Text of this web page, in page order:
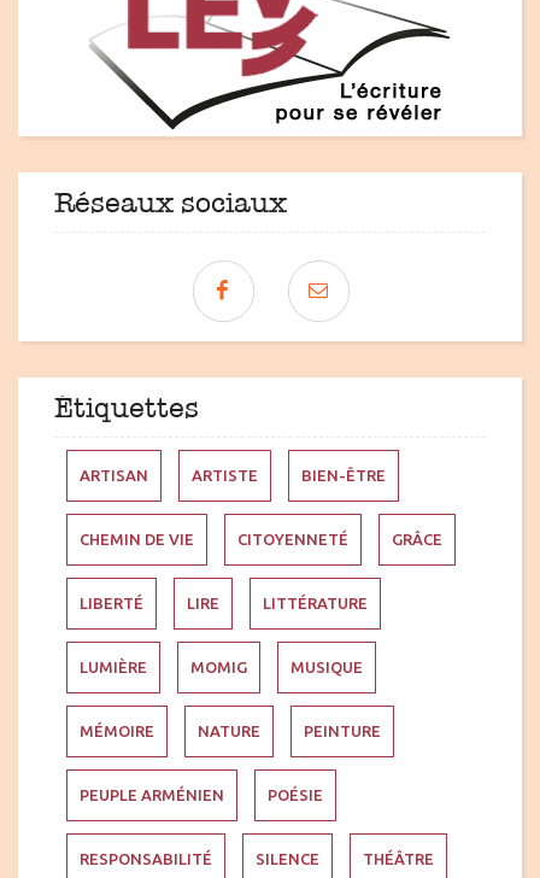
Réseaux sociaux
Étiquettes
ARTISAN ARTISTE BIEN-ÊTRE
CHEMIN DE VIE CITOYENNETÉ GRÂCE
LIBERTÉ LIRE LITTÉRATURE
LUMIÈRE MOMIG MUSIQUE
MÉMOIRE NATURE PEINTURE
PEUPLE ARMÉNIEN POÉSIE
RESPONSABILITÉ SILENCE THÉÂTRE